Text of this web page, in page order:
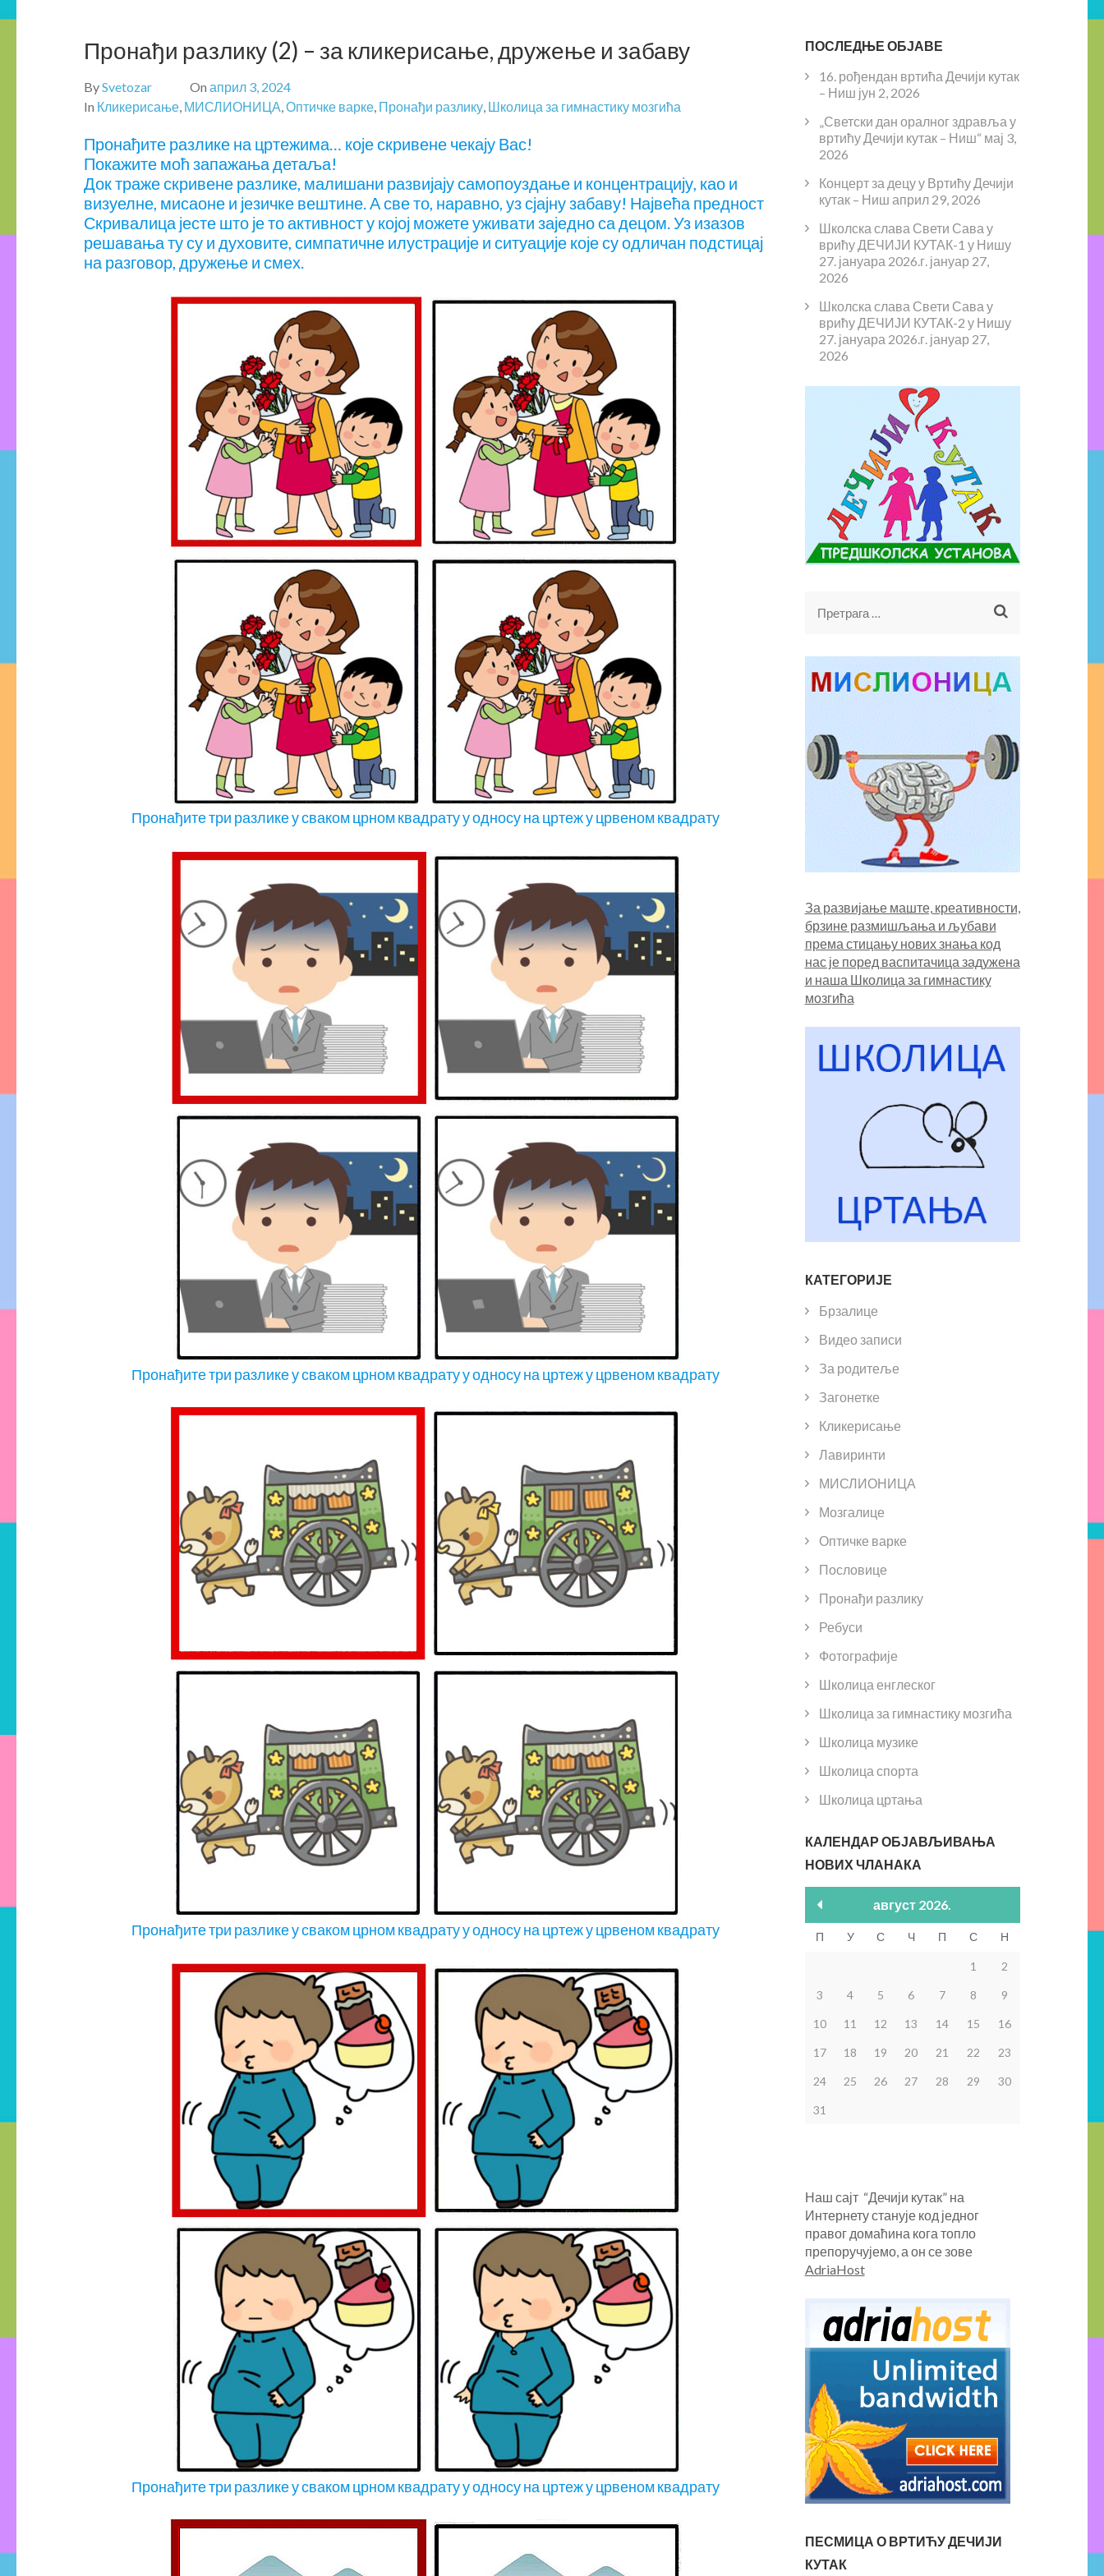
Пронађи разлику (2) – за кликерисање, дружење и забаву
BySvetozar On април 3, 2024
In Кликерисање, МИСЛИОНИЦА,Оптичке варке, Пронађи разлику, Школица за гимнастику мозгића
Пронађите разлике на цртежима… које скривене чекају Вас!
Покажите моћ запажања детаља!
Док траже скривене разлике, малишани развијају самопоуздање и концентрацију, као и
визуелне, мисаоне и језичке вештине. А све то, наравно, уз сјајну забаву! Највећа предност
Скривалица јесте што је то активност у којој можете уживати заједно са децом. Уз изазов
решавања ту су и духовите, симпатичне илустрације и ситуације које су одличан подстицај
на разговор, дружење и смех.
Пронађите три разлике у сваком црном квадрату у односу на цртеж у црвеном квадрату
Пронађите три разлике у сваком црном квадрату у односу на цртеж у црвеном квадрату
Пронађите три разлике у сваком црном квадрату у односу на цртеж у црвеном квадрату
Пронађите три разлике у сваком црном квадрату у односу на цртеж у црвеном квадрату
ПОСЛЕДЊЕ ОБЈАВЕ
16. рођендан вртића Дечији кутак
– Ниш јун 2, 2026
„Светски дан оралног здравља у
вртићу Дечији кутак – Ниш“ мај 3,
2026
Концерт за децу у Вртићу Дечији
кутак – Ниш април 29, 2026
Школска слава Свети Сава у
врићу ДЕЧИЈИ КУТАК-1 у Нишу
27. јануара 2026.г. јануар 27,
2026
Школска слава Свети Сава у
врићу ДЕЧИЈИ КУТАК-2 у Нишу
27. јануара 2026.г. јануар 27,
2026
Претрага
За развијање маште, креативности,
брзине размишљања и љубави
према стицању нових знања код
нас је поред васпитачица задужена
и наша Школица за гимнастику
мозгића
КАТЕГОРИЈЕ
Брзалице
Видео записи
За родитеље
Загонетке
Кликерисање
Лавиринти
МИСЛИОНИЦА
Мозгалице
Оптичке варке
Пословице
Пронађи разлику
Ребуси
Фотографије
Школица енглеског
Школица за гимнастику мозгића
Школица музике
Школица спорта
Школица цртања
КАЛЕНДАР ОБЈАВЉИВАЊА
НОВИХ ЧЛАНАКА
август 2026.
П У С Ч П С Н
1 2
3 4 5 6 7 8 9
10 11 12 13 14 15 16
17 18 19 20 21 22 23
24 25 26 27 28 29 30
31
Наш сајт “Дечији кутак” на
Интернету станује код једног
правог домаћина кога топло
препоручујемо, а он се зове
AdriaHost
ПЕСМИЦА О ВРТИЋУ ДЕЧИЈИ
КУТАК